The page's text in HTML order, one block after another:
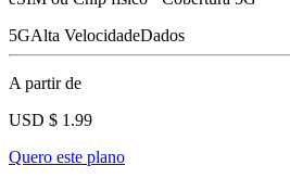
5GAlta VelocidadeDados
A partir de
USD $ 1.99
Quero este plano